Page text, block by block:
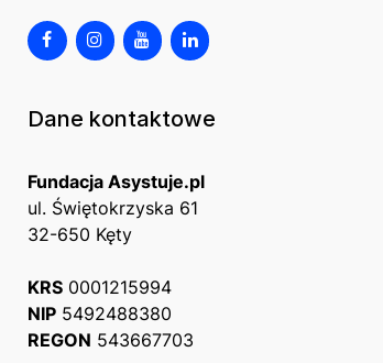
Dane kontaktowe
Fundacja Asystuje.pl
ul. Świętokrzyska 61
32-650 Kęty
KRS 0001215994
NIP 5492488380
REGON 543667703